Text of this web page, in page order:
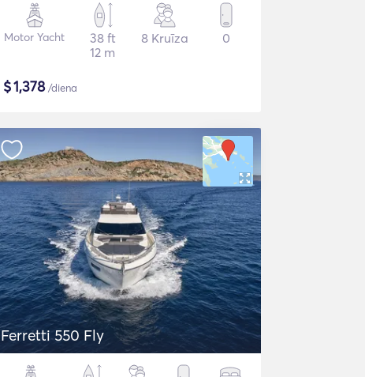
Motor Yacht
38 ft
12 m
8 Kruīza 0
$1,378/diena
Ferretti 550 Fly